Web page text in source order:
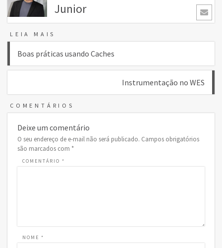
Junior
LEIA MAIS
Navegação
de
Boas práticas usando Caches
Instrumentação no WES
COMENTÁRIOS
Deixe um comentário
O seu endereço de e-mail não será publicado. Campos obrigatórios
são marcados com *
COMENTÁRIO *
NOME *